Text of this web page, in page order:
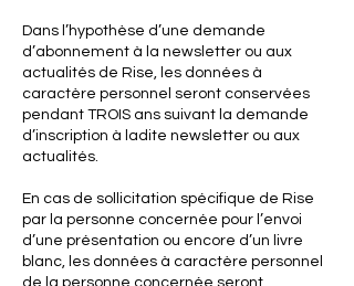
Dans l’hypothèse d’une demande
d’abonnement à la newsletter ou aux
actualités de Rise, les données à
caractère personnel seront conservées
pendant TROIS ans suivant la demande
d’inscription à ladite newsletter ou aux
actualités.
En cas de sollicitation spécifique de Rise
par la personne concernée pour l’envoi
d’une présentation ou encore d’un livre
blanc, les données à caractère personnel
de la personne concernée seront